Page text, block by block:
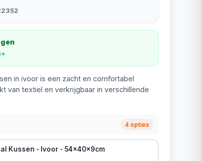
in ivoor is een zacht en comfortabel
van textiel en verkrijgbaar in verschillende
4 opties
Kussen - Ivoor - 54x40x9cm